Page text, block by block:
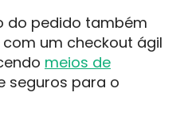
do pedido também
um checkout ágil
meios de
seguros para o